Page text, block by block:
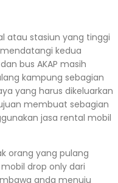
atau stasiun yang tinggi
kedua
bus AKAP masih
kampung sebagian
yang harus dikeluarkan
membuat sebagian
jasa rental mobil
orang yang pulang
drop only dari
anda menuju